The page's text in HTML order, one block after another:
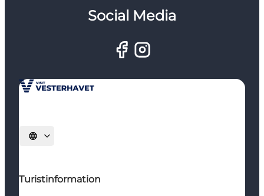
Social Media
Vælg sprog
Turistinformation